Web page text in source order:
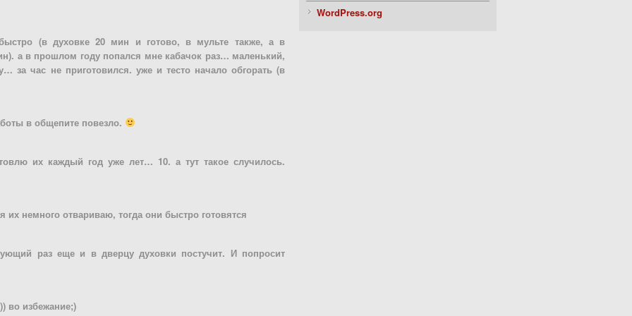
(в духовке 20 мин и готово, в мульте также, а в
а в прошлом году попался мне кабачок раз… маленький,
за час не приготовился. уже и тесто начало обгорать (в
в общепите повезло.
их каждый год уже лет… 10. а тут такое случилось.
их немного отвариваю, тогда они быстро готовятся
раз еще и в дверцу духовки постучит. И попросит
во избежание;)
WordPress.org